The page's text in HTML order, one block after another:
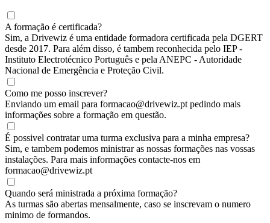
A formação é certificada?
Sim, a Drivewiz é uma entidade formadora certificada pela DGERT
desde 2017. Para além disso, é tambem reconhecida pelo IEP -
Instituto Electrotécnico Português e pela ANEPC - Autoridade
Nacional de Emergência e Proteção Civil.
Como me posso inscrever?
Enviando um email para formacao@drivewiz.pt pedindo mais
informações sobre a formação em questão.
É possivel contratar uma turma exclusiva para a minha empresa?
Sim, e tambem podemos ministrar as nossas formações nas vossas
instalações. Para mais informações contacte-nos em
formacao@drivewiz.pt
Quando será ministrada a próxima formação?
As turmas são abertas mensalmente, caso se inscrevam o numero
minimo de formandos.